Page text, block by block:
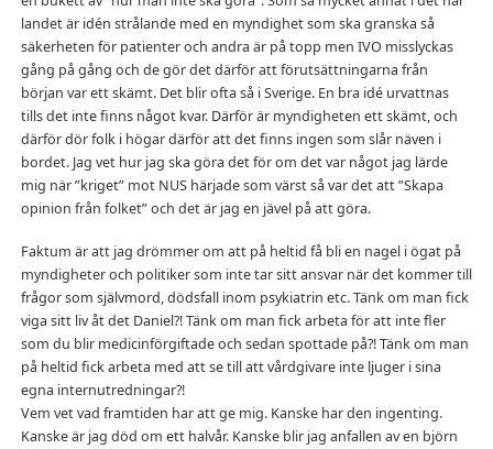
landet är idén strålande med en myndighet som ska granska så
säkerheten för patienter och andra är på topp men IVO misslyckas
gång på gång och de gör det därför att förutsättningarna från
början var ett skämt. Det blir ofta så i Sverige. En bra idé urvattnas
tills det inte finns något kvar. Därför är myndigheten ett skämt, och
därför dör folk i högar därför att det finns ingen som slår näven i
bordet. Jag vet hur jag ska göra det för om det var något jag lärde
mig när ”kriget” mot NUS härjade som värst så var det att ”Skapa
opinion från folket” och det är jag en jävel på att göra.
Faktum är att jag drömmer om att på heltid få bli en nagel i ögat på
myndigheter och politiker som inte tar sitt ansvar när det kommer till
frågor som självmord, dödsfall inom psykiatrin etc. Tänk om man fick
viga sitt liv åt det Daniel?! Tänk om man fick arbeta för att inte fler
som du blir medicinförgiftade och sedan spottade på?! Tänk om man
på heltid fick arbeta med att se till att vårdgivare inte ljuger i sina
egna internutredningar?!
Vem vet vad framtiden har att ge mig. Kanske har den ingenting.
Kanske är jag död om ett halvår. Kanske blir jag anfallen av en björn